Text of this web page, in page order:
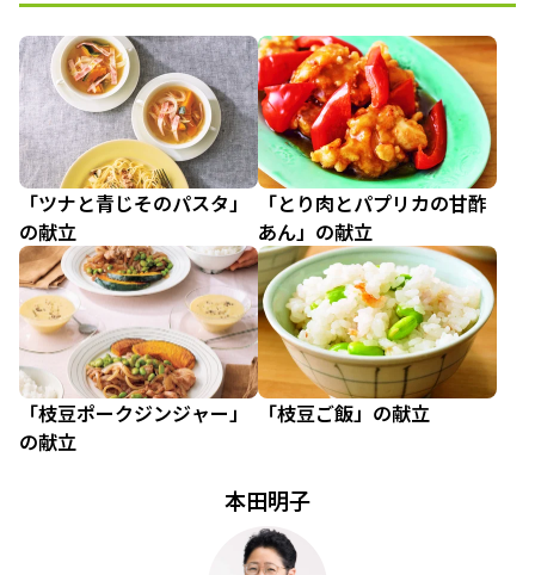
「ツナと青じそのパスタ」
の献立
「とり肉とパプリカの甘酢
あん」の献立
「枝豆ポークジンジャー」
の献立
「枝豆ご飯」の献立
本田明子